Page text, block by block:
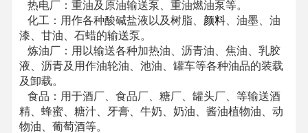
热电厂：重油及原油输送泵、重油燃油泵等。
化工：用作各种酸碱盐液以及树脂、 颜料、油墨、油
漆、甘油、石蜡的输送泵。
炼油厂：用以输送各种加热油、沥青油、焦油、乳胶
液、沥青及用作油轮油、池油、罐车等各种油品的装载
及卸载。
食品：用于酒厂、食品厂、糖厂、罐头厂、等输送酒
精、蜂蜜、糖汁、牙膏、牛奶、奶油、酱油植物油、动
物油、葡萄酒等。